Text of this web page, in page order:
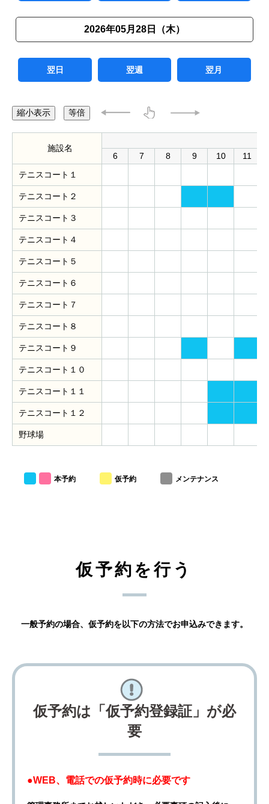
2026年05月28日（木）
翌日 翌週 翌月
縮小表示 等倍
施設名
6
7 8 9 10 11
テニスコート１
テニスコート２
テニスコート３
テニスコート４
テニスコート５
テニスコート６
テニスコート７
テニスコート８
テニスコート９
テニスコート１０
テニスコート１１
テニスコート１２
野球場
本予約 仮予約 メンテナンス
仮予約を行う
一般予約の場合、仮予約を以下の方法でお申込みできます。
仮予約は「仮予約登録証」が必
要
●WEB、電話での仮予約時に必要です